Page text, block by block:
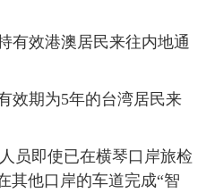
效港澳居民来往内地通
期为5年的台湾居民来
即使已在横琴口岸旅检
其他口岸的车道完成“智